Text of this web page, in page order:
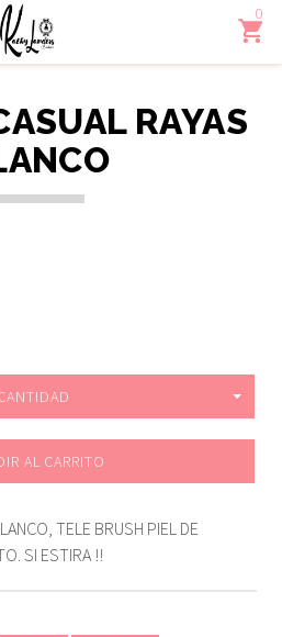
0
RAYAS
AL CARRITO
TELE BRUSH PIEL DE
SI ESTIRA !!